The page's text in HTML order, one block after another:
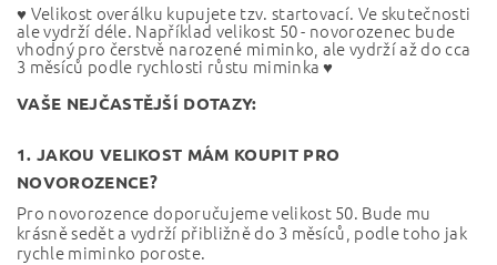
♥ Velikost overálku kupujete tzv. startovací. Ve skutečnosti
ale vydrží déle. Například velikost 50 - novorozenec bude
vhodný pro čerstvě narozené miminko, ale vydrží až do cca
3 měsíců podle rychlosti růstu miminka ♥
VAŠE NEJČASTĚJŠÍ DOTAZY:
1. JAKOU VELIKOST MÁM KOUPIT PRO
NOVOROZENCE?
Pro novorozence doporučujeme velikost 50. Bude mu
krásně sedět a vydrží přibližně do 3 měsíců, podle toho jak
rychle miminko poroste.